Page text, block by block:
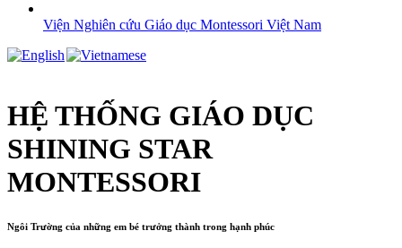
Viện Nghiên cứu Giáo dục Montessori Việt Nam
HỆ THỐNG GIÁO DỤC
SHINING STAR
MONTESSORI
Ngôi Trường của những em bé trưởng thành trong hạnh phúc